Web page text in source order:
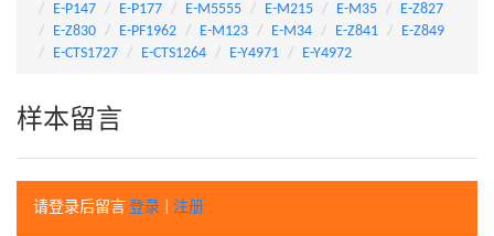
E-P147
E-P177 E-M5555 E-M215 E-M35
E-Z827
E-Z830
E-PF1962 E-M123 E-M34 E-Z841
E-Z849
E-CTS1727
E-CTS1264 E-Y4971 E-Y4972
样本留言
请登录后留言 登录 注册